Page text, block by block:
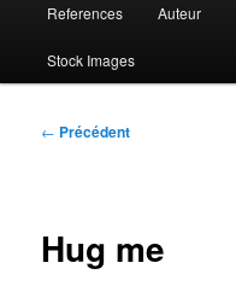
References Auteur
Stock Images
Navigation
← Précédent
Hug me